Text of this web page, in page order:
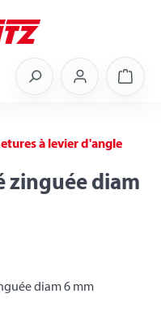
à levier d'angle
zinguée diam